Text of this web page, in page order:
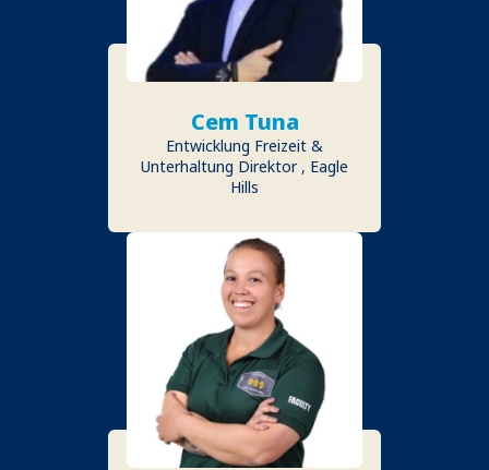
Cem Tuna
Entwicklung Freizeit &
Unterhaltung Direktor , Eagle
Hills